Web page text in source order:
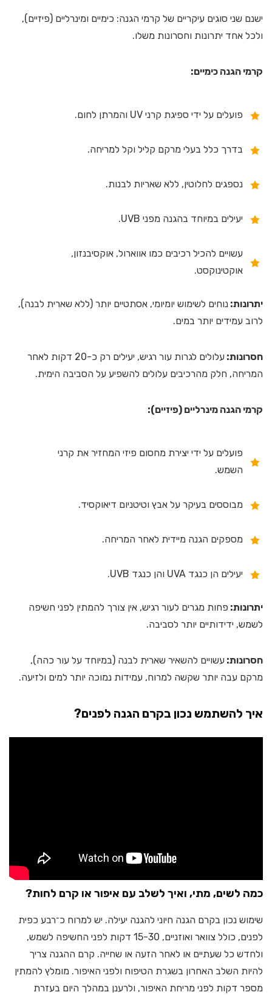
ישנם שני סוגים עיקריים של קרמי הגנה: כימיים ומינרליים (פיזיים),
ולכל אחד יתרונות וחסרונות משלו.
קרמי הגנה כימיים:
פועלים על ידי ספיגת קרני UV והמרתן לחום.
בדרך כלל בעלי מרקם קליל וקל למריחה.
נספגים לחלוטין, ללא שאריות לבנות.
יעילים במיוחד בהגנה מפני UVB.
עשויים להכיל רכיבים כמו אווארול, אוקסיבנזון,
אוקטינוקסט.
יתרונות: נוחים לשימוש יומיומי, אסתטיים יותר (ללא שארית לבנה),
לרוב עמידים יותר במים.
חסרונות:
עלולים לגרות עור רגיש, יעילים רק כ-20 דקות לאחר
המריחה, חלק מהרכיבים עלולים להשפיע על הסביבה הימית.
קרמי הגנה מינרליים (פיזיים):
פועלים על ידי יצירת מחסום פיזי המחזיר את קרני
השמש.
מבוססים בעיקר על אבץ וטיטניום דיאוקסיד.
מספקים הגנה מיידית לאחר המריחה.
יעילים הן כנגד UVA והן כנגד UVB.
יתרונות: פחות מגרים לעור רגיש, אין צורך להמתין לפני חשיפה
לשמש, ידידותיים יותר לסביבה.
חסרונות: עשויים להשאיר שארית לבנה (במיוחד על עור כהה),
מרקם עבה יותר שקשה למרוח, עמידות נמוכה יותר למים ולזיעה.
איך להשתמש נכון בקרם הגנה לפנים?
כמה לשים, מתי, ואיך לשלב עם איפור או קרם לחות?
שימוש נכון בקרם הגנה חיוני להגנה יעילה. יש למרוח כ־רבע כפית
לפנים, כולל צוואר ואוזניים, 15-30 דקות לפני החשיפה לשמש,
ולחדש כל שעתיים או לאחר הזעה או שחייה. קרם ההגנה צריך
להיות השלב האחרון בשגרת הטיפוח ולפני האיפור. מומלץ להמתין
מספר דקות לפני מריחת האיפור, ולרענן במהלך היום בעזרת